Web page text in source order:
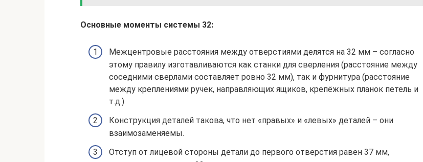
Основные моменты системы 32:
Межцентровые расстояния между отверстиями делятся на 32 мм – согласно
этому правилу изготавливаются как станки для сверления (расстояние между
соседними сверлами составляет ровно 32 мм), так и фурнитура (расстояние
между креплениями ручек, направляющих ящиков, крепёжных планок петель и
т.д.)
Конструкция деталей такова, что нет «правых» и «левых» деталей – они
взаимозаменяемы.
Отступ от лицевой стороны детали до первого отверстия равен 37 мм,